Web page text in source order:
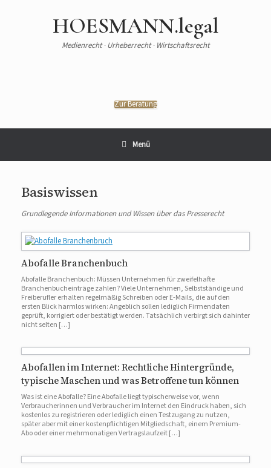
HOESMANN.legal
Medienrecht · Urheberrecht · Wirtschaftsrecht
Zur Beratung
Menü
Basiswissen
Grundlegende Informationen und Wissen über das Presserecht
Abofalle Branchenbuch
Abofalle Branchenbuch: Müssen Unternehmen für zweifelhafte
Branchenbucheinträge zahlen? Viele Unternehmen, Selbstständige und
Freiberufler erhalten regelmäßig Schreiben oder E-Mails, die auf den
ersten Blick harmlos wirken: Angeblich sollen lediglich Firmendaten
geprüft, korrigiert oder bestätigt werden. Tatsächlich verbirgt sich dahinter
nicht selten […]
Abofallen im Internet: Rechtliche Hintergründe,
typische Maschen und was Betroffene tun können
Was ist eine Abofalle? Eine Abofalle liegt typischerweise vor, wenn
Verbraucherinnen und Verbraucher im Internet den Eindruck haben, sich
kostenlos zu registrieren oder lediglich einen Testzugang zu nutzen,
später aber mit einer kostenpflichtigen Mitgliedschaft, einem Premium-
Abo oder einer mehrmonatigen Vertragslaufzeit […]